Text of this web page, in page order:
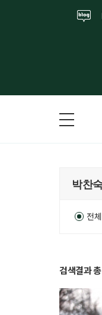
전체
검색결과 총